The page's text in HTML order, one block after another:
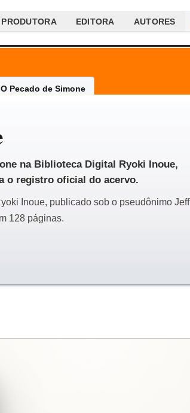
PRODUTORA EDITORA AUTORES
O Pecado de Simone
na Biblioteca Digital Ryoki Inoue,
o registro oficial do acervo.
Inoue, publicado sob o pseudônimo Jeff
128 páginas.